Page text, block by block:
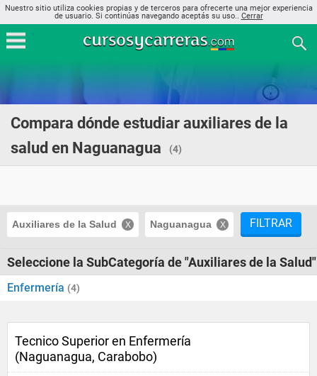
Nuestro sitio utiliza cookies propias y de terceros para ofrecerte una mejor experiencia
de usuario. Si continúas navegando aceptás su uso.. Cerrar
Compara dónde estudiar auxiliares de la
salud en Naguanagua
(4)
Auxiliares de la Salud Naguanagua FILTRAR
Seleccione la SubCategoría de "Auxiliares de la Salud"
Enfermería (4)
Tecnico Superior en Enfermería
(Naguanagua, Carabobo)